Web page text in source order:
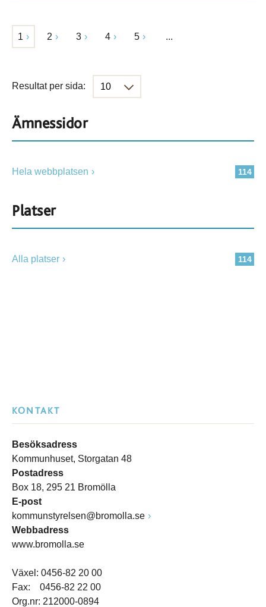
1 2 3 4 5 ...
Resultat per sida:
Ämnessidor
114
Hela webbplatsen
Platser
114
Alla platser
KONTAKT
Besöksadress
Kommunhuset, Storgatan 48
Postadress
Box 18, 295 21 Bromölla
E-post
kommunstyrelsen@bromolla.se
Webbadress
www.bromolla.se
Växel: 0456-82 20 00
Fax: 0456-82 22 00
Org.nr: 212000-0894